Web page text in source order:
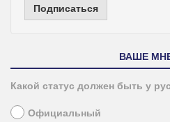
Подписаться
ВАШЕ
Какой статус должен быть у
Официальный